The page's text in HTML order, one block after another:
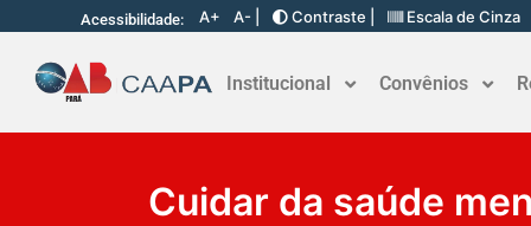
Acessibilidade: A+ A- | Contraste | Escala de Cinza
Institucional Convênios
Cuidar da saúde